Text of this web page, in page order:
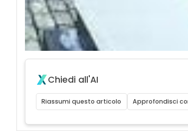
Chiedi all'AI
Riassumi questo articolo Approfondisci